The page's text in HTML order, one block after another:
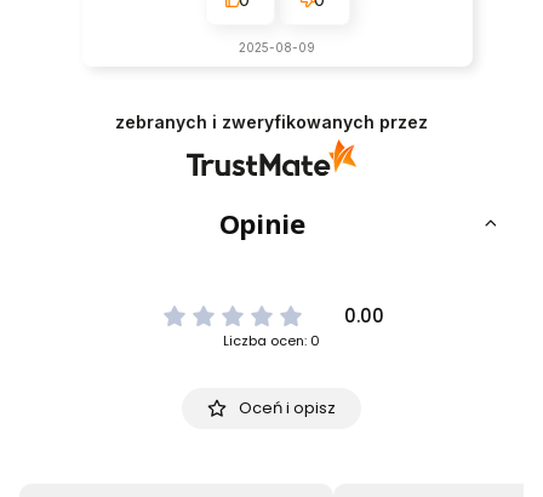
2025-08-09
zebranych i zweryfikowanych przez
Opinie
0.00
Liczba ocen: 0
Oceń i opisz